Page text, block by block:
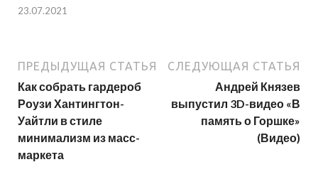
23.07.2021
ПРЕДЫДУЩАЯ СТАТЬЯ
Как собрать гардероб
Роузи Хантингтон-
Уайтли в стиле
минимализм из масс-
маркета
СЛЕДУЮЩАЯ СТАТЬЯ
Андрей Князев
выпустил 3D-видео «В
память о Горшке»
(Видео)